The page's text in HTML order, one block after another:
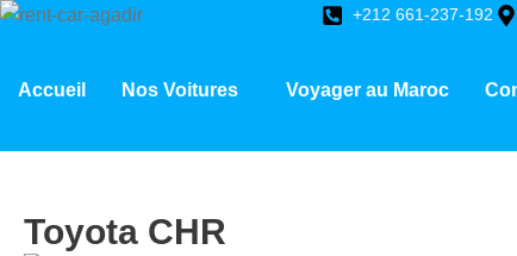
+212 661-237-192
Accueil Nos Voitures Voyager au Maroc
Toyota CHR